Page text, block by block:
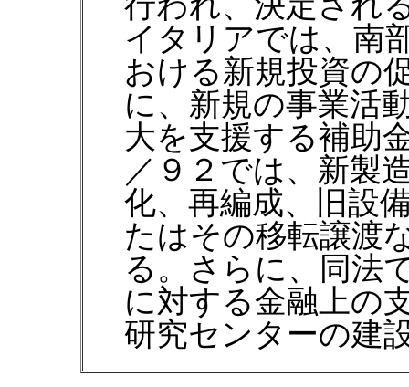
イタリアでは、南
おける新規投資の
に、新規の事業活
大を支援する補助
／９２では、新製
化、再編成、旧設
たはその移転譲渡
る。さらに、同法
に対する金融上の
研究センターの建